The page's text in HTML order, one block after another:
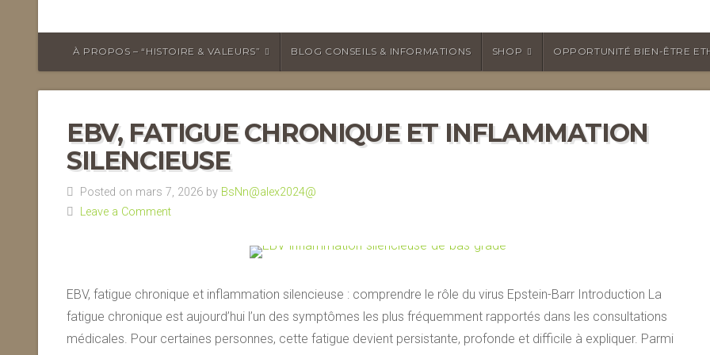
À PROPOS – “HISTOIRE & VALEURS” BLOG CONSEILS & INFORMATIONS SHOP OPPORTUNITÉ BIEN-ÊTRE
EBV, FATIGUE CHRONIQUE ET INFLAMMATION
SILENCIEUSE
Posted on mars 7, 2026 by BsNn@alex2024@
Leave a Comment
EBV, fatigue chronique et inflammation silencieuse : comprendre le rôle du virus Epstein-Barr Introduction La
fatigue chronique est aujourd’hui l’un des symptômes les plus fréquemment rapportés dans les consultations
médicales. Pour certaines personnes, cette fatigue devient persistante, profonde et difficile à expliquer. Parmi